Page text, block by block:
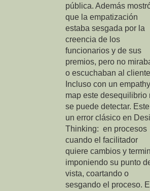
pública. Además
que la empatización
estaba sesgada por la
creencia de los
funcionarios y de sus
premios, pero no
o escuchaban al
Incluso con un empathy
map este desequilibrio
se puede detectar.
un error clásico en
Thinking: en procesos
cuando el facilitador
quiere cambios y
imponiendo su punto
vista, coartando o
sesgando el proceso.